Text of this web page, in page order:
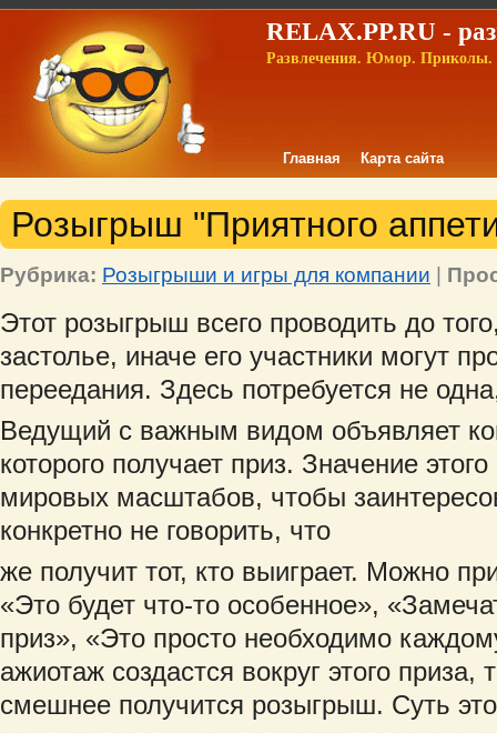
RELAX.PP.RU -
Развлечения. Юмор. Приколы.
Главная Карта сайта
Розыгрыш "Приятного
Рубрика: Розыгрыши и игры для компании |
Этот розыгрыш всего проводить до
застолье, иначе его участники могут
переедания. Здесь потребуется не
Ведущий с важным видом объявляет
которого получает приз. Значение
мировых масштабов, чтобы
конкретно не говорить, что
же получит тот, кто выиграет. Можно
«Это будет что-то особенное»,
приз», «Это просто необходимо
ажиотаж создастся вокруг этого приза,
смешнее получится розыгрыш. Суть